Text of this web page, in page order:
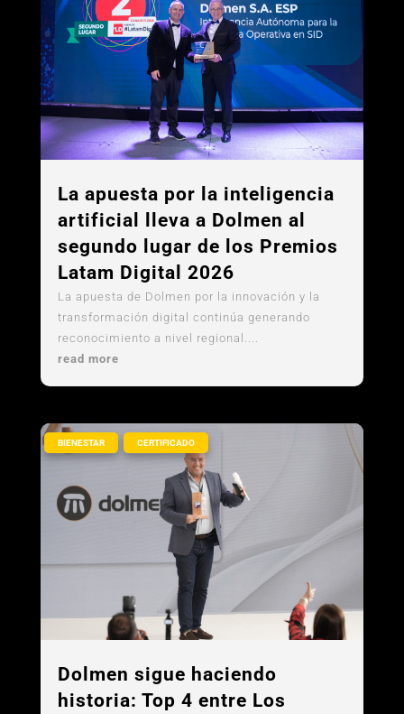
La apuesta por la inteligencia
artificial lleva a Dolmen al
segundo lugar de los Premios
Latam Digital 2026
La apuesta de Dolmen por la innovación y la
transformación digital continúa generando
reconocimiento a nivel regional....
read more
Dolmen sigue haciendo
historia: Top 4 entre Los
BIENESTAR CERTIFICADO